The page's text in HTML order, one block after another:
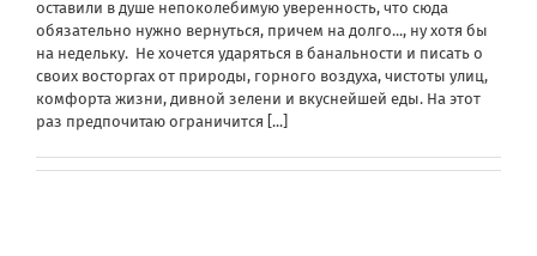
оставили в душе непоколебимую уверенность, что сюда
обязательно нужно вернуться, причем на долго..., ну хотя бы
на недельку. Не хочется ударяться в банальности и писать о
своих восторгах от природы, горного воздуха, чистоты улиц,
комфорта жизни, дивной зелени и вкуснейшей еды. На этот
раз предпочитаю ограничится [...]